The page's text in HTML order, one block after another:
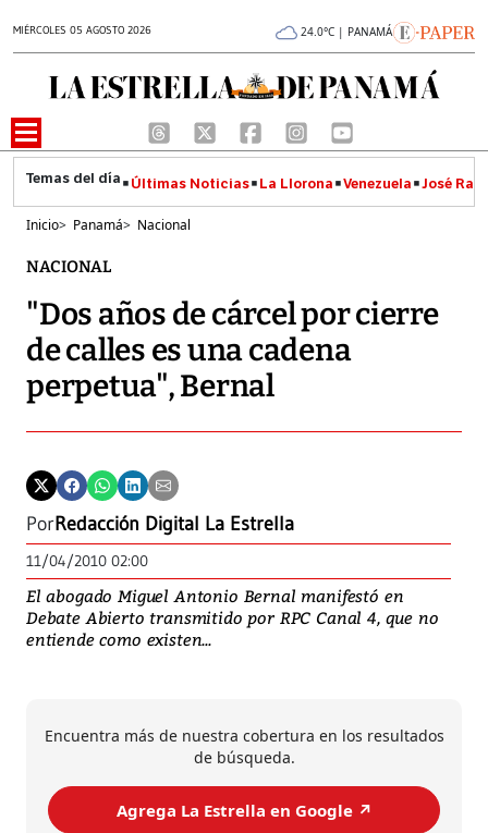
MIÉRCOLES 05 AGOSTO 2026 24.0°C | PANAMÁ
Últimas Noticias La Llorona Venezuela José
Inicio> Panamá> Nacional
NACIONAL
"Dos años de cárcel por cierre
de calles es una cadena
perpetua", Bernal
PorRedacción Digital La Estrella
11/04/2010 02:00
El abogado Miguel Antonio Bernal manifestó en
Debate Abierto transmitido por RPC Canal 4, que no
entiende como existen...
Encuentra más de nuestra cobertura en los resultados
de búsqueda.
Agrega La Estrella en Google ↗️